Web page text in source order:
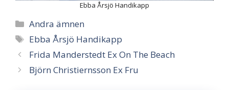
Ebba Årsjö Handikapp
Categories
Andra ämnen
Tags
Ebba Årsjö Handikapp
Frida Manderstedt Ex On The Beach
Björn Christiernsson Ex Fru